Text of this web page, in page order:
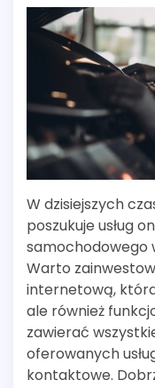
W dzisiejszych
poszukuje usług
samochodowego
Warto
internetową,
ale również
zawierać
oferowanych
kontaktowe.